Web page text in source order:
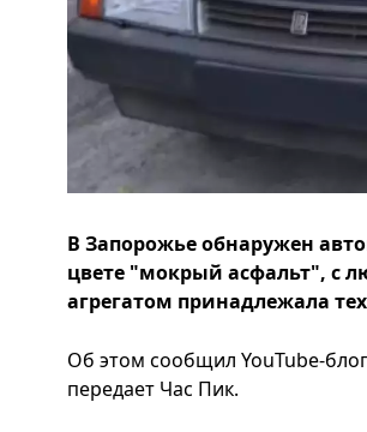
В Запорожье обнаружен
цвете "мокрый асфальт", с
агрегатом принадлежала
Об этом сообщил YouTube-
передает Час Пик.